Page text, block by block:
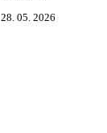
28. 05. 2026